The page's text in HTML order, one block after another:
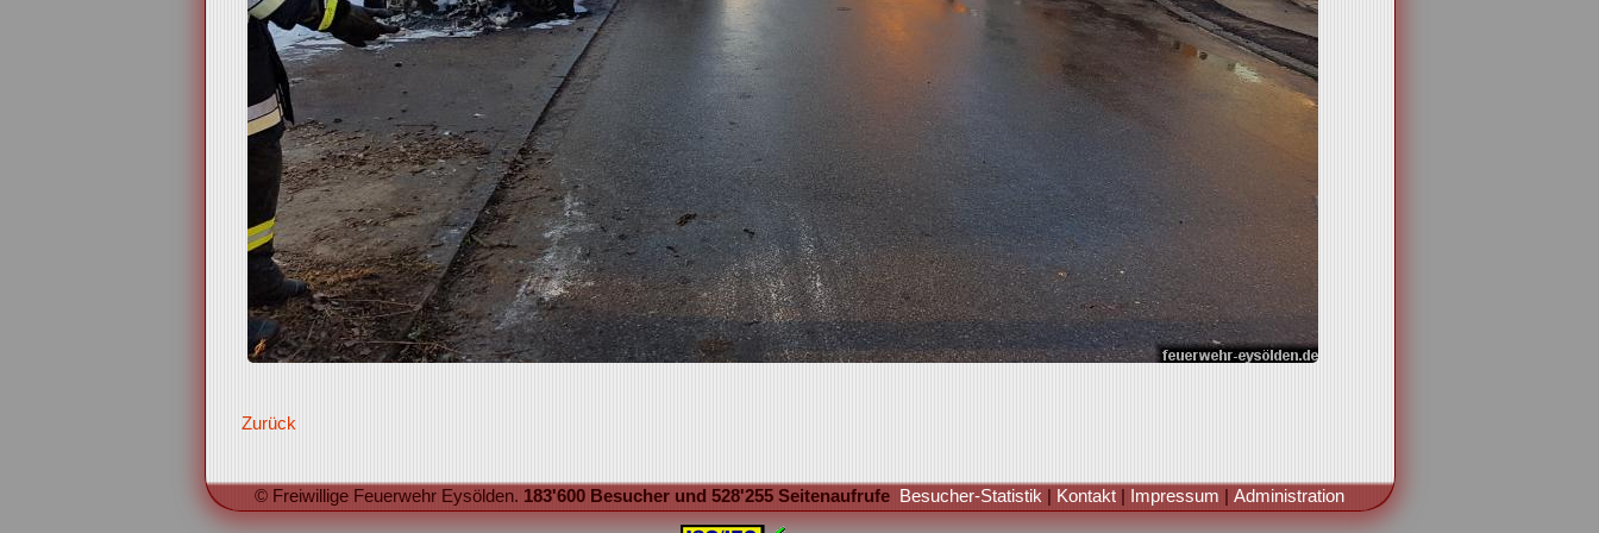
Zurück
© Freiwillige Feuerwehr Eysölden. 183'600 Besucher und 528'255 Seitenaufrufe Besucher-Statistik Kontakt Impressum Administration